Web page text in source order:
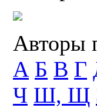
Авторы
А Б В Г
Ч Ш, Щ